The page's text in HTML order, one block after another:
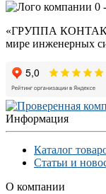
0
«ГРУППА
мире инженерных
Информация
Каталог
Статьи и
О компании